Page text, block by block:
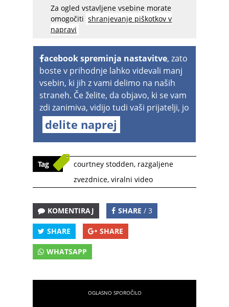
Za ogled vstavljene vsebine morate
omogočiti shranjevanje piškotkov v
napravi
Nismo vedeli za njene glasbene ambicije, pa je
že postala naša najljubša pevka. Umakni se,
Mariah, prišla je nova kraljica božične glasbe!
acebook spreminja nastavitve, zato
boste v prihodnje lahko videvali manj
vsebin, ki jih z vami delimo na naših
straneh. Če želite, da objavo, ki se vam
zdi zanimiva, vidijo tudi vaši prijatelji, jo
delite naprej
Tag courtney stodden, razgaljene
zvezdnice, viralni video
KOMENTIRAJ SHARE / 3
SHARE SHARE
WHATSAPP